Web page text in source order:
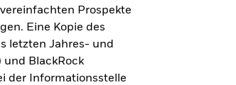
Prospekte
Eine Kopie des
letzten Jahres- und
und BlackRock
der Informationsstelle